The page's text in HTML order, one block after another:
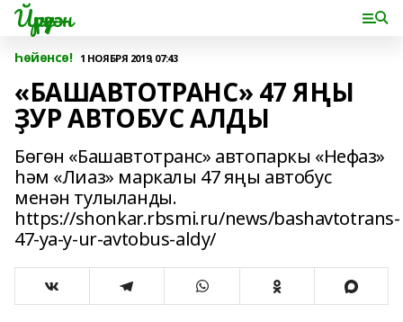
Йүрүҙән
Һөйөнсө! 1 НОЯБРЯ 2019, 07:43
«БАШАВТОТРАНС» 47 ЯҢЫ
ҘУР АВТОБУС АЛДЫ
Бөгөн «Башавтотранс» автопаркы «Нефаз»
һәм «Лиаз» маркалы 47 яңы автобус
менән тулыланды.
https://shonkar.rbsmi.ru/news/bashavtotrans-
47-ya-y-ur-avtobus-aldy/